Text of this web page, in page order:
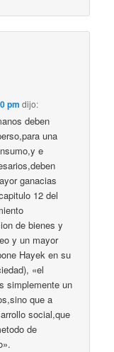
pm dijo:
deben
una
e
ganacias
12 del
de bienes y
y un mayor
Hayek en su
«el
simplemente un
que a
social,que
de